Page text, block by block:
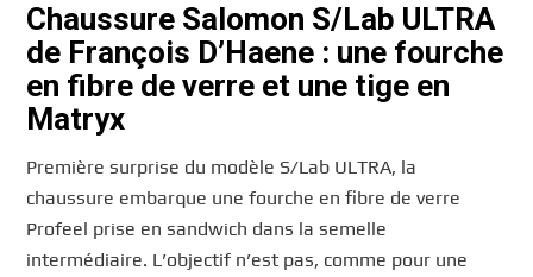
Chaussure Salomon S/Lab ULTRA
de François D’Haene : une fourche
en fibre de verre et une tige en
Matryx
Première surprise du modèle S/Lab ULTRA, la
chaussure embarque une fourche en fibre de verre
Profeel prise en sandwich dans la semelle
intermédiaire. L’objectif n’est pas, comme pour une